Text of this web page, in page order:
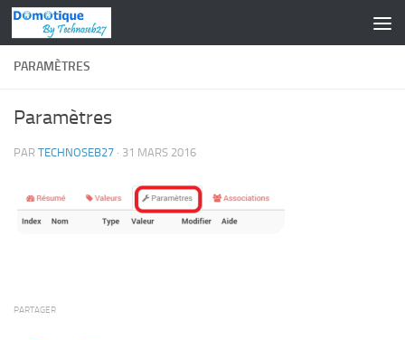
Skip to content
PARAMÈTRES
Paramètres
PAR TECHNOSEB27 · 31 MARS 2016
PARTAGER